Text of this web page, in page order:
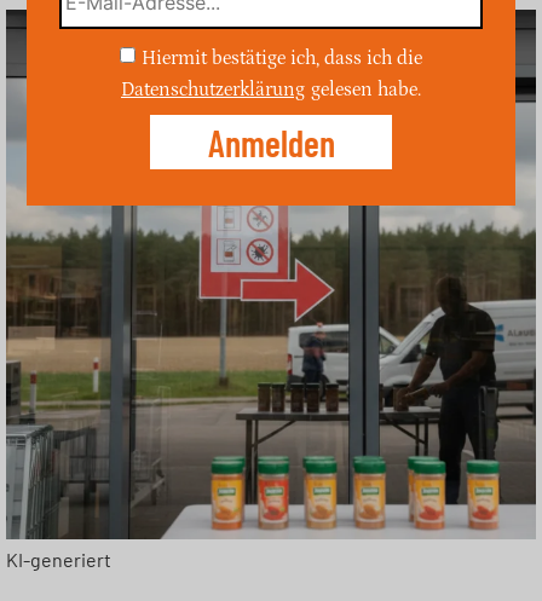
KI-generiert
Hiermit bestätige ich, dass ich die
Datenschutzerklärung gelesen habe.